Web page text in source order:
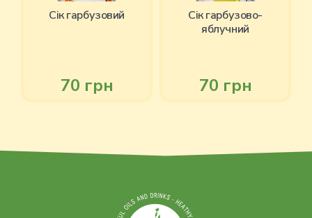
Cік гарбузовий
70 грн
Ciк гарбузово-
яблучний
70 грн